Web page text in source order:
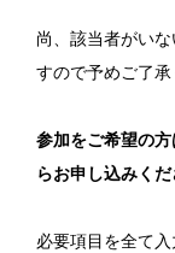
尚、該当者がい
すので予めご了承
参加をご希望の
らお申し込みくだ
必要項目を全て